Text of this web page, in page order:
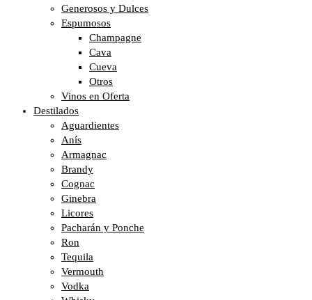
Generosos y Dulces
Espumosos
Champagne
Cava
Cueva
Otros
Vinos en Oferta
Destilados
Aguardientes
Anís
Armagnac
Brandy
Cognac
Ginebra
Licores
Pacharán y Ponche
Ron
Tequila
Vermouth
Vodka